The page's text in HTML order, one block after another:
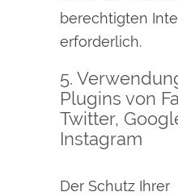
berechtigten
erforderlich.
5.
Plugins von
Twitter,
Instagram
Der Schutz Ihrer